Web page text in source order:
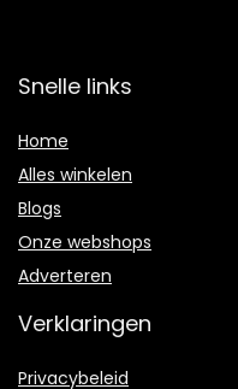
Snelle links
Home
Alles winkelen
Blogs
Onze webshops
Adverteren
Verklaringen
Privacybeleid